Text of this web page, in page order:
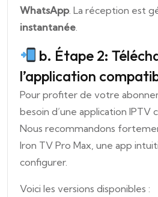
WhatsApp. La réception est
instantanée
b. Étape 2:
l’application
Pour profiter de votre
besoin d’une application IPTV
Nous recommandons
Iron TV Pro Max, une app
configurer.
Voici les versions disponibles :